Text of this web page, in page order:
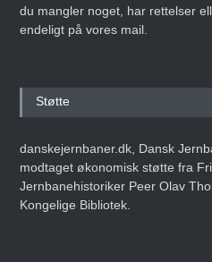
du mangler noget, har rettelser
endeligt på vores mail.
Støtte
danskejernbaner.dk, Dansk
modtaget økonomisk støtte fra
Jernbanehistoriker Peer Olav
Kongelige Bibliotek.